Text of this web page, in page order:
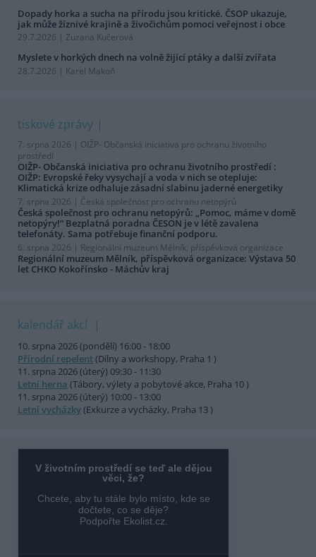
Dopady horka a sucha na přírodu jsou kritické. ČSOP ukazuje,
jak může žíznivé krajině a živočichům pomoci veřejnost i obce
29.7.2026 | Zuzana Kučerová
Myslete v horkých dnech na volně žijící ptáky a další zvířata
28.7.2026 | Karel Makoň
tiskové zprávy
7. srpna 2026 | OIŽP- Občanská iniciativa pro ochranu životního
prostředí
OIŽP- Občanská iniciativa pro ochranu životního prostředí :
OIŽP: Evropské řeky vysychají a voda v nich se otepluje:
Klimatická krize odhaluje zásadní slabinu jaderné energetiky
7. srpna 2026 | Česká společnost pro ochranu netopýrů
Česká společnost pro ochranu netopýrů: „Pomoc, máme v domě
netopýry!“ Bezplatná poradna ČESON je v létě zavalena
telefonáty. Sama potřebuje finanční podporu.
6. srpna 2026 | Regionální muzeum Mělník, příspěvková organizace
Regionální muzeum Mělník, příspěvková organizace: Výstava 50
let CHKO Kokořínsko - Máchův kraj
kalendář akcí
10. srpna 2026 (pondělí) 16:00 - 18:00
Přírodní repelent(Dílny a workshopy, Praha 1 )
11. srpna 2026 (úterý) 09:30 - 11:30
Letní herna (Tábory, výlety a pobytové akce, Praha 10 )
11. srpna 2026 (úterý) 10:00 - 13:00
Letní vycházky(Exkurze a vycházky, Praha 13 )